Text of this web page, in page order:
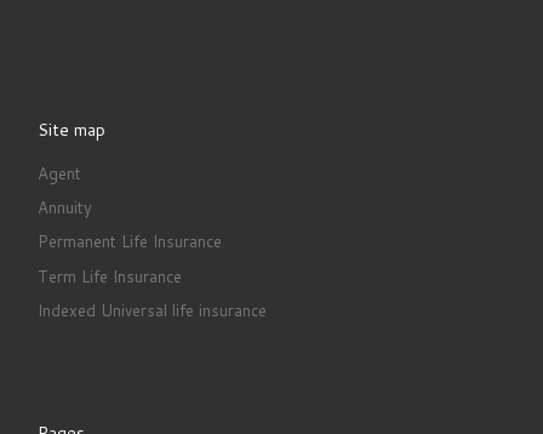
Site map
Agent
Annuity
Permanent Life Insurance
Term Life Insurance
Indexed Universal life insurance